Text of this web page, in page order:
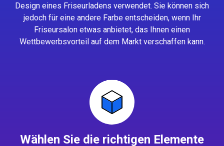
Design eines Friseurladens verwendet. Sie können sich
jedoch für eine andere Farbe entscheiden, wenn Ihr
Friseursalon etwas anbietet, das Ihnen einen
Wettbewerbsvorteil auf dem Markt verschaffen kann.
Wählen Sie die richtigen Elemente